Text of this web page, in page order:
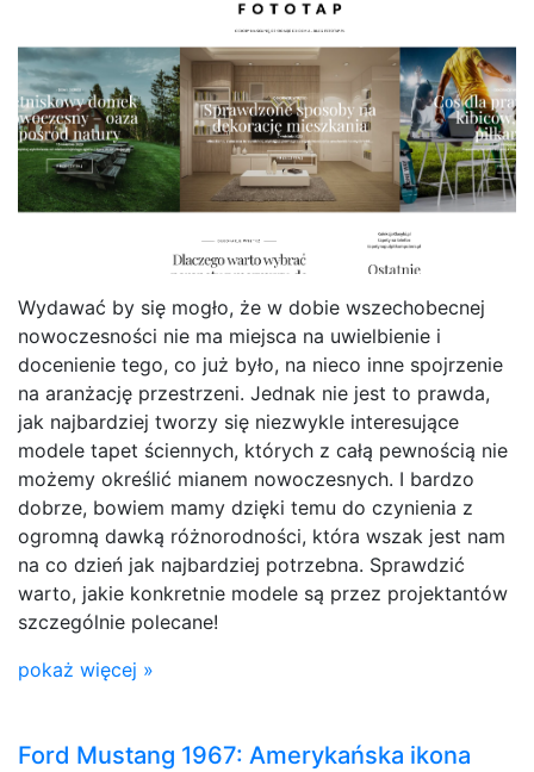
Wydawać by się mogło, że w dobie wszechobecnej
nowoczesności nie ma miejsca na uwielbienie i
docenienie tego, co już było, na nieco inne spojrzenie
na aranżację przestrzeni. Jednak nie jest to prawda,
jak najbardziej tworzy się niezwykle interesujące
modele tapet ściennych, których z całą pewnością nie
możemy określić mianem nowoczesnych. I bardzo
dobrze, bowiem mamy dzięki temu do czynienia z
ogromną dawką różnorodności, która wszak jest nam
na co dzień jak najbardziej potrzebna. Sprawdzić
warto, jakie konkretnie modele są przez projektantów
szczególnie polecane!
pokaż więcej »
Ford Mustang 1967: Amerykańska ikona